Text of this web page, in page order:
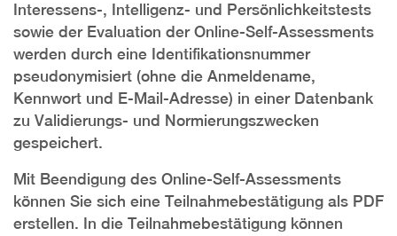
Interessens-, Intelligenz- und Persönlichkeitstests
sowie der Evaluation der Online-Self-Assessments
werden durch eine Identifikationsnummer
pseudonymisiert (ohne die Anmeldename,
Kennwort und E-Mail-Adresse) in einer Datenbank
zu Validierungs- und Normierungszwecken
gespeichert.
Mit Beendigung des Online-Self-Assessments
können Sie sich eine Teilnahmebestätigung als PDF
erstellen. In die Teilnahmebestätigung können